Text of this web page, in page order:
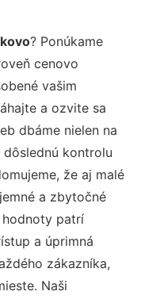
? Ponúkame
cenovo
vašim
a ozvite sa
dbáme nielen na
kontrolu
že aj malé
a zbytočné
hodnoty patrí
a úprimná
zákazníka,
Naši